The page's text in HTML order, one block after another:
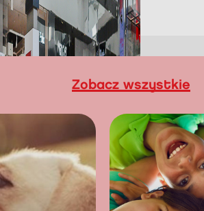
Zobacz wszystkie